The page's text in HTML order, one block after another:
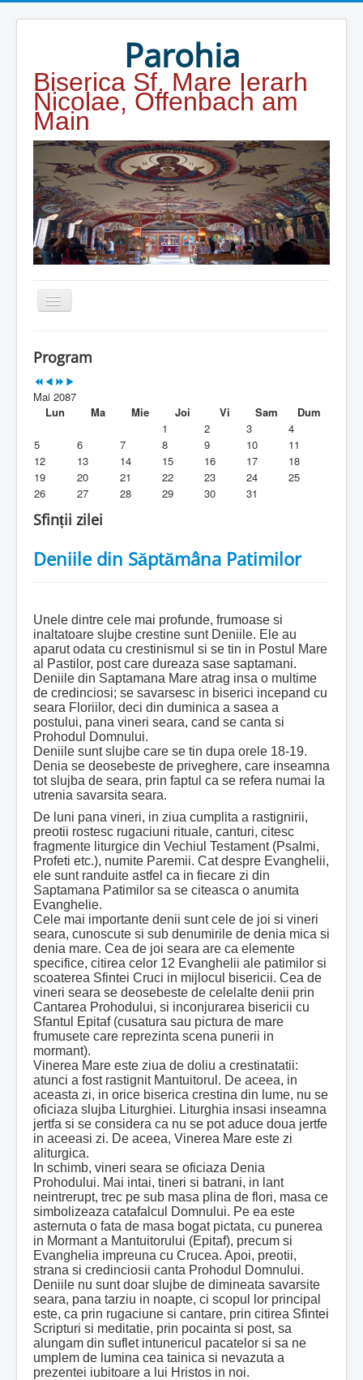
Parohia
Biserica Sf. Mare Ierarh
Nicolae, Offenbach am
Main
Duhovnicesti
Alte legaturi
Biblioteca Parohiei
Foaia Parohiei
Activitati copii si tineri
Program
Mai 2087
Lun
Ma Mie Joi Vi Sam
Dum
1
2 3
4
5
6 7 8 9 10
11
12
13 14 15 16 17
18
19
20 21 22 23 24
25
26
27 28 29 30 31
Sfinții zilei
Deniile din Săptămâna Patimilor
Unele dintre cele mai profunde, frumoase si
inaltatoare slujbe crestine sunt Deniile. Ele au
aparut odata cu crestinismul si se tin in Postul Mare
al Pastilor, post care dureaza sase saptamani.
Deniile din Saptamana Mare atrag insa o multime
de credinciosi; se savarsesc in biserici incepand cu
seara Floriilor, deci din duminica a sasea a
postului, pana vineri seara, cand se canta si
Prohodul Domnului.
Deniile sunt slujbe care se tin dupa orele 18-19.
Denia se deosebeste de priveghere, care inseamna
tot slujba de seara, prin faptul ca se refera numai la
utrenia savarsita seara.
De luni pana vineri, in ziua cumplita a rastignirii,
preotii rostesc rugaciuni rituale, canturi, citesc
fragmente liturgice din Vechiul Testament (Psalmi,
Profeti etc.), numite Paremii. Cat despre Evanghelii,
ele sunt randuite astfel ca in fiecare zi din
Saptamana Patimilor sa se citeasca o anumita
Evanghelie.
Cele mai importante denii sunt cele de joi si vineri
seara, cunoscute si sub denumirile de denia mica si
denia mare. Cea de joi seara are ca elemente
specifice, citirea celor 12 Evanghelii ale patimilor si
scoaterea Sfintei Cruci in mijlocul bisericii. Cea de
vineri seara se deosebeste de celelalte denii prin
Cantarea Prohodului, si inconjurarea bisericii cu
Sfantul Epitaf (cusatura sau pictura de mare
frumusete care reprezinta scena punerii in
mormant).
Vinerea Mare este ziua de doliu a crestinatatii:
atunci a fost rastignit Mantuitorul. De aceea, in
aceasta zi, in orice biserica crestina din lume, nu se
oficiaza slujba Liturghiei. Liturghia insasi inseamna
jertfa si se considera ca nu se pot aduce doua jertfe
in aceeasi zi. De aceea, Vinerea Mare este zi
aliturgica.
In schimb, vineri seara se oficiaza Denia
Prohodului. Mai intai, tineri si batrani, in lant
neintrerupt, trec pe sub masa plina de flori, masa ce
simbolizeaza catafalcul Domnului. Pe ea este
asternuta o fata de masa bogat pictata, cu punerea
in Mormant a Mantuitorului (Epitaf), precum si
Evanghelia impreuna cu Crucea. Apoi, preotii,
strana si credinciosii canta Prohodul Domnului.
Deniile nu sunt doar slujbe de dimineata savarsite
seara, pana tarziu in noapte, ci scopul lor principal
este, ca prin rugaciune si cantare, prin citirea Sfintei
Scripturi si meditatie, prin pocainta si post, sa
alungam din suflet intunericul pacatelor si sa ne
umplem de lumina cea tainica si nevazuta a
prezentei iubitoare a lui Hristos in noi.